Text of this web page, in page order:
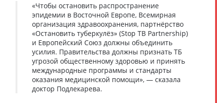
«Чтобы остановить распространение
эпидемии в Восточной Европе, Всемирная
организация здравоохранения, партнёрство
«Остановить туберкулёз» (Stop TB Partnership)
и Европейский Союз должны объединить
усилия. Правительства должны признать ТБ
угрозой общественному здоровью и принять
международные программы и стандарты
оказания медицинской помощи», — сказала
доктор Подлекарева.